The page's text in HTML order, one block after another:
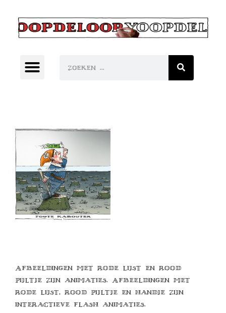
Afbeeldingen met rode lijst en rood
pijltje zijn animaties. Afbeeldingen met
rode lijst, rood pijltje en handje zijn
interactieve flash animaties.